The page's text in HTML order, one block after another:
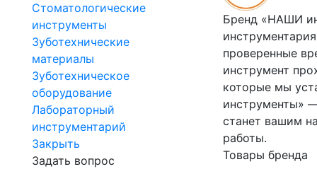
Стоматологические
инструменты
Зуботехнические
материалы
Зуботехническое
оборудование
Лабораторный
инструментарий
Закрыть
Задать вопрос
Бренд «НАШИ
проверенные
инструмент
которые мы
инструменты»
станет вашим
работы.
Товары бренда